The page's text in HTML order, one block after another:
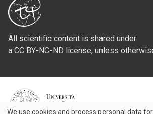
All scientific content is shared under
a CC BY-NC-ND license, unless
We use cookies and process personal data